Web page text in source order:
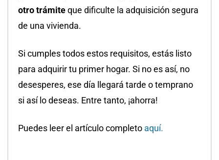
otro trámiteque dificulte la adquisición segura
de una vivienda.
Si cumples todos estos requisitos, estás listo
para adquirir tu primer hogar. Si no es así, no
desesperes, ese día llegará tarde o temprano
si así lo deseas. Entre tanto, ¡ahorra!
Puedes leer el artículo completo aquí.